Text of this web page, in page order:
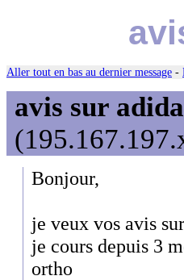
Aller tout en bas au dernier message -
avis sur
Bonjour,
je veux vos avis
je cours depuis 3
ortho